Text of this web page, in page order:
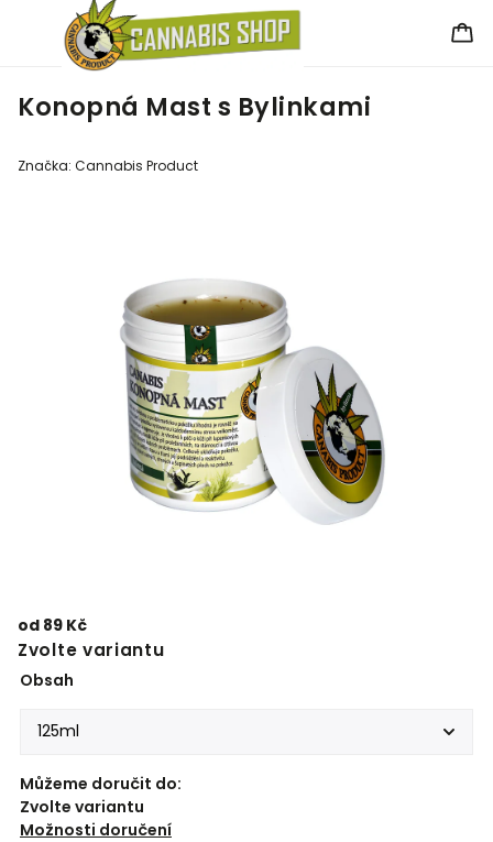
Konopná Mast s Bylinkami
Značka: Cannabis Product
od 89 Kč
Zvolte variantu
Obsah
Můžeme doručit do:
Zvolte variantu
Možnosti doručení